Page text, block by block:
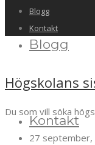
Blogg
Kontakt
Blogg
Kontakt
Högskolans
Du som vill söka
27 september,